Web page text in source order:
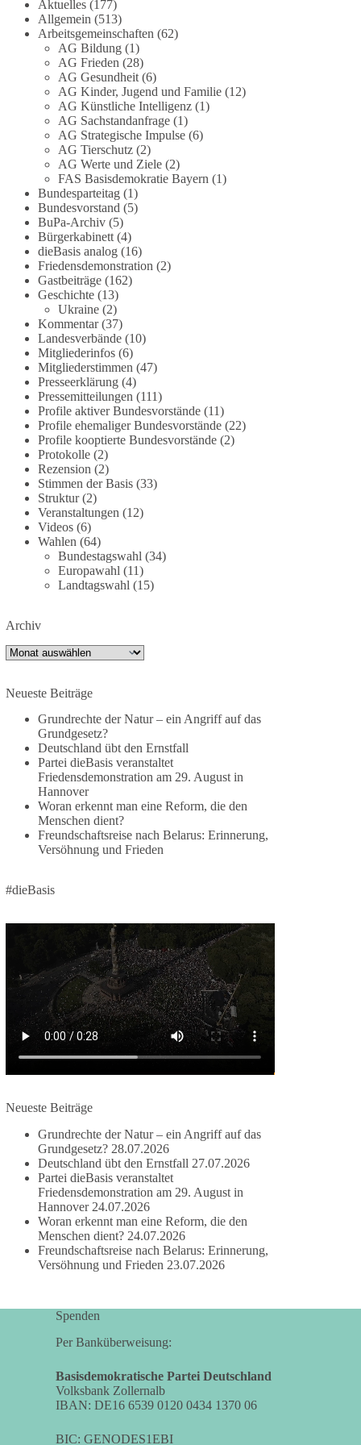
#dieBasis #Meme #Plandemie #Corona
28 53 Auf Facebook ansehen
DieBasis
1 Tag zuvor
Stimmen der dieBasis – heute mit dem
„Demokratie-Bestatter“
Die Energiewende ist bisher kein Erfolg, sondern
ein teures, ineffizientes Unterfangen. Dies belegt
eine Auswertung der NZZ, wonach die
Energiewende den Strom nicht billiger, sondern
teurer gemacht hat.
Quelle:https://www.nzz.ch/der-andere-
blick/fehlschlag-energiewende-warum-
deutschland-trotz-rekordausbau-von-wind-und-
sonnenkraft-weniger-strom-erzeugt-ld.10006607
🟩🟩🟦🟦🟥🟥🟧🟧
„Wir brauchen dringend wettbewerbsfähige
Energiepreise und eine ideologiefreie
Diskussion“, meint der Demokratie-Bestatter.
Wie siehst du das?
🤝 Jetzt Politik für die Menschen mitgestalten:
https://diebasis.de/mitgliedschaft/
#wettbewerb
DieBasis
1 Tag zuvor
⚡️ NATO-Gipfel in Ankara: Kriegskonferenz statt
Friedensgipfel!?
Anfang Juli 2026 trafen sich 32 Bündnisstaaten
sowie deren Staats- und Regierungschefs zum
NATO-Gipfel in der Türkei. Von der NATO wird
Sicherheit.
Die Gipfelerklärung liest sich jedoch wie ein
Protokoll einer industriellen Kriegskonferenz:
Neue Milliardenhilfen für die Ukraine, neue
Verpflichtungen für Europa, gigantische
Rüstungsdeals, Ausbau der
Verteidigungsindustrie, Modernisierung der
Streitkräfte, ein klares Bekenntnis zur
besitzen.
Und wo war der Austausch über eine
friedensorientierte Politik?
🟩🟩🟦🟦🟥🟥🟧🟧
dieBasis fordert als einzige Partei in Deutschland
den Austritt aus der NATO. Ein Gipfel, der mehr
nach Rüstungsdeal als nach Friedenspolitik klingt,
wird niemals Sicherheit schaffen, ob nun in
https://www.tagesschau.de/ausland/asien/nato-
#dieBasis #NATO #Gipfeltreffen
#Sicherheit
Aktuelles(177)
Allgemein (513)
Arbeitsgemeinschaften (62)
AG Bildung(1)
AG Frieden (28)
AG Gesundheit(6)
AG Kinder, Jugend und Familie(12)
AG Künstliche Intelligenz(1)
AG Sachstandanfrage(1)
AG Strategische Impulse(6)
AG Tierschutz(2)
AG Werte und Ziele(2)
FAS Basisdemokratie Bayern (1)
Bundesparteitag(1)
Bundesvorstand (5)
BuPa-Archiv(5)
Bürgerkabinett(4)
dieBasis analog(16)
Friedensdemonstration (2)
Gastbeiträge(162)
Geschichte(13)
Ukraine(2)
Kommentar(37)
Landesverbände(10)
Mitgliederinfos(6)
Mitgliederstimmen (47)
Presseerklärung(4)
Pressemitteilungen (111)
Profile aktiver Bundesvorstände(11)
Profile ehemaliger Bundesvorstände(22)
Profile kooptierte Bundesvorstände(2)
Protokolle(2)
Rezension (2)
Stimmen der Basis(33)
Struktur(2)
Veranstaltungen (12)
Videos(6)
Wahlen (64)
Bundestagswahl (34)
Europawahl (11)
Landtagswahl (15)
Archiv
Archiv
Neueste Beiträge
Grundrechte der Natur – ein Angriff auf das
Grundgesetz?
Deutschland übt den Ernstfall
Partei dieBasis veranstaltet
Friedensdemonstration am 29. August in
Hannover
Woran erkennt man eine Reform, die den
Menschen dient?
Freundschaftsreise nach Belarus: Erinnerung,
Versöhnung und Frieden
#dieBasis
Neueste Beiträge
Grundrechte der Natur – ein Angriff auf das
Grundgesetz? 28.07.2026
Deutschland übt den Ernstfall 27.07.2026
Partei dieBasis veranstaltet
Friedensdemonstration am 29. August in
Hannover 24.07.2026
Woran erkennt man eine Reform, die den
Menschen dient? 24.07.2026
Freundschaftsreise nach Belarus: Erinnerung,
Versöhnung und Frieden 23.07.2026
Spenden
Per Banküberweisung:
Basisdemokratische Partei Deutschland
Volksbank Zollernalb
IBAN: DE16 6539 0120 0434 1370 06
BIC: GENODES1EBI